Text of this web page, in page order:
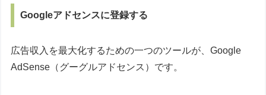
Googleアドセンスに登録する
広告収入を最大化するための一つのツールが、Google
AdSense（グーグルアドセンス）です。